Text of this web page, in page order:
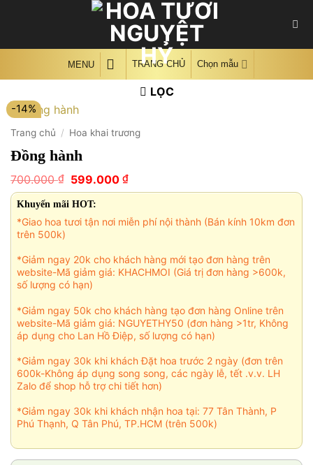
MENU TRANG CHỦ Chọn mẫu
LỌC
-14%
Trang chủ / Hoa khai trương
Đồng hành
700.000₫ Giá
gốc
là:
700.000 ₫.
599.000 ₫Giá
hiện
599.000 ₫.
Khuyến mãi HOT:
*Giao hoa tươi tận nơi miễn phí nội thành (Bán kính 10km đơn
trên 500k)
*Giảm ngay 20k cho khách hàng mới tạo đơn hàng trên
website-Mã giảm giá: KHACHMOI (Giá trị đơn hàng >600k,
số lượng có hạn)
*Giảm ngay 50k cho khách hàng tạo đơn hàng Online trên
website-Mã giảm giá: NGUYETHY50 (đơn hàng >1tr, Không
áp dụng cho Lan Hồ Điệp, số lượng có hạn)
*Giảm ngay 30k khi khách Đặt hoa trước 2 ngày (đơn trên
600k-Không áp dụng song song, các ngày lễ, tết .v.v. LH
Zalo để shop hỗ trợ chi tiết hơn)
*Giảm ngay 30k khi khách nhận hoa tại: 77 Tân Thành, P
Phú Thạnh, Q Tân Phú, TP.HCM (trên 500k)